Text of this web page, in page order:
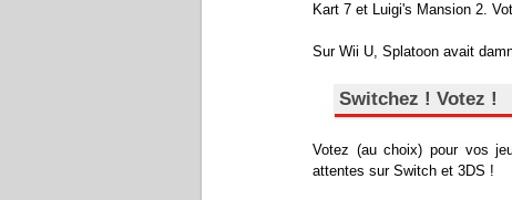
Kart 7 et Luigi's Mansion 2.
Sur Wii U, Splatoon avait
Switchez ! Votez !
Votez (au choix) pour vos
attentes sur Switch et 3DS !